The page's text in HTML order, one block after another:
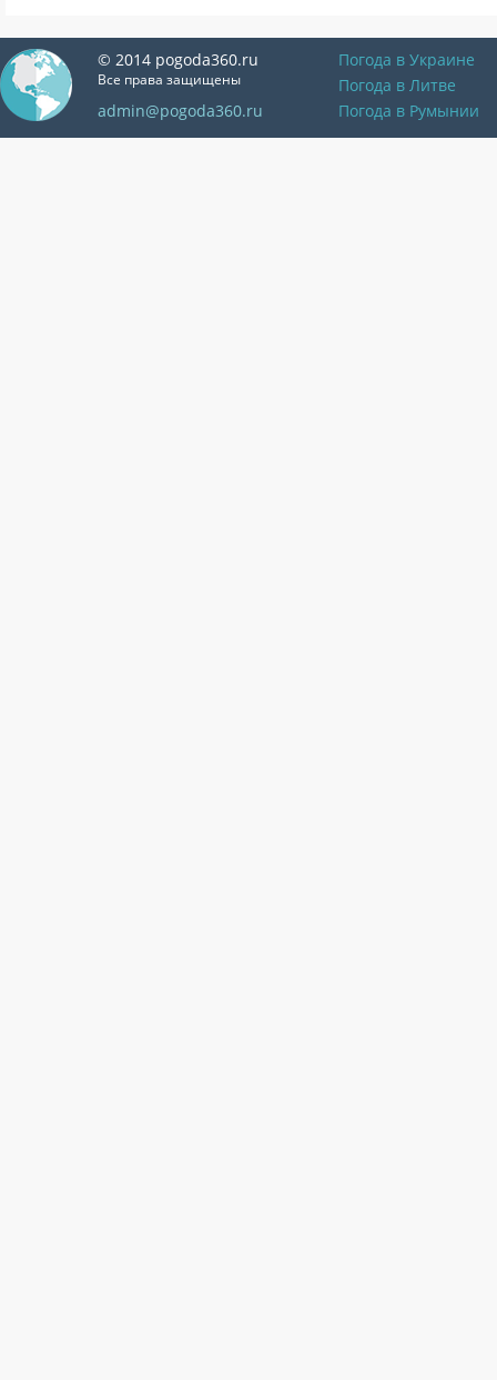
© 2014 pogoda360.ru
Все права защищены
admin@pogoda360.ru
Погода в Украине
Погода в Литве
Погода в Румынии